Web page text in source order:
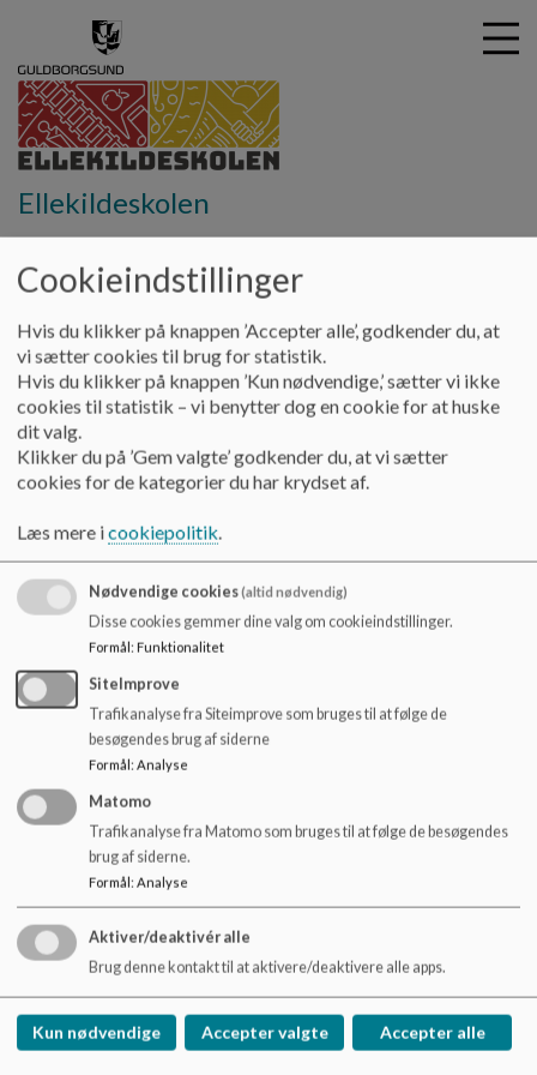
t
Ellekildeskolen
Ringetider/feriekalender
Morgensang kl. 8.00
1.+ 2. lektion: kl. 8.00 - 10.00
Frikvarter: kl. 10.00 - 10.25
3. lektion: kl. 10.25 - 11.25
Frikvarter: kl. 11.35 - 12.00
4. lektion kl. 12.00-13.00
5. lektion kl. 13.00-14.00
Skolen har teaterringning kl. 7.55 og kl. 11.55
Feriekalender:
https://www.guldborgsund.dk/borger/skole-og-
uddannelse/folkeskole/feriekalender-for-
folkeskolerne-i-guldborgsund-kommune
Ellekildeskolen
Ellekildevej 1 4990 Sakskøbing
Telefon 54 73 17 70
EAN NR.
5798007151003
Cookieindstillinger
Hvis du klikker på knappen ’Accepter alle’, godkender du, at
vi sætter cookies til brug for statistik.
Hvis du klikker på knappen ’Kun nødvendige,’ sætter vi ikke
cookies til statistik – vi benytter dog en cookie for at huske
dit valg.
Klikker du på ’Gem valgte’ godkender du, at vi sætter
cookies for de kategorier du har krydset af.
Læs mere icookiepolitik.
Nødvendige cookies(altid nødvendig)
Disse cookies gemmer dine valg om cookieindstillinger.
Formål: Funktionalitet
SiteImprove
Trafikanalyse fra Siteimprove som bruges til at følge de
besøgendes brug af siderne
Formål: Analyse
Matomo
Trafikanalyse fra Matomo som bruges til at følge de besøgendes
brug af siderne.
Formål: Analyse
Aktiver/deaktivér alle
Brug denne kontakt til at aktivere/deaktivere alle apps.
Kun nødvendige Accepter valgte Accepter alle